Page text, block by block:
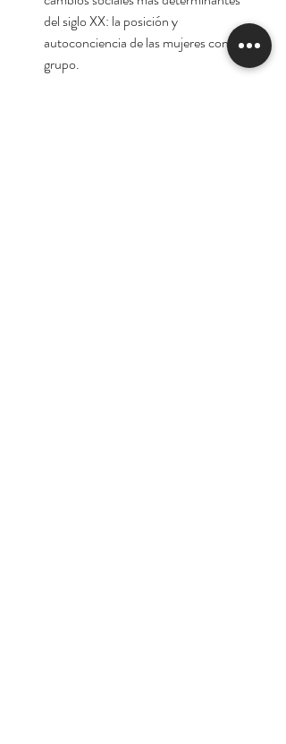
del siglo XX: la posición y
autoconciencia de las mujeres como
grupo.